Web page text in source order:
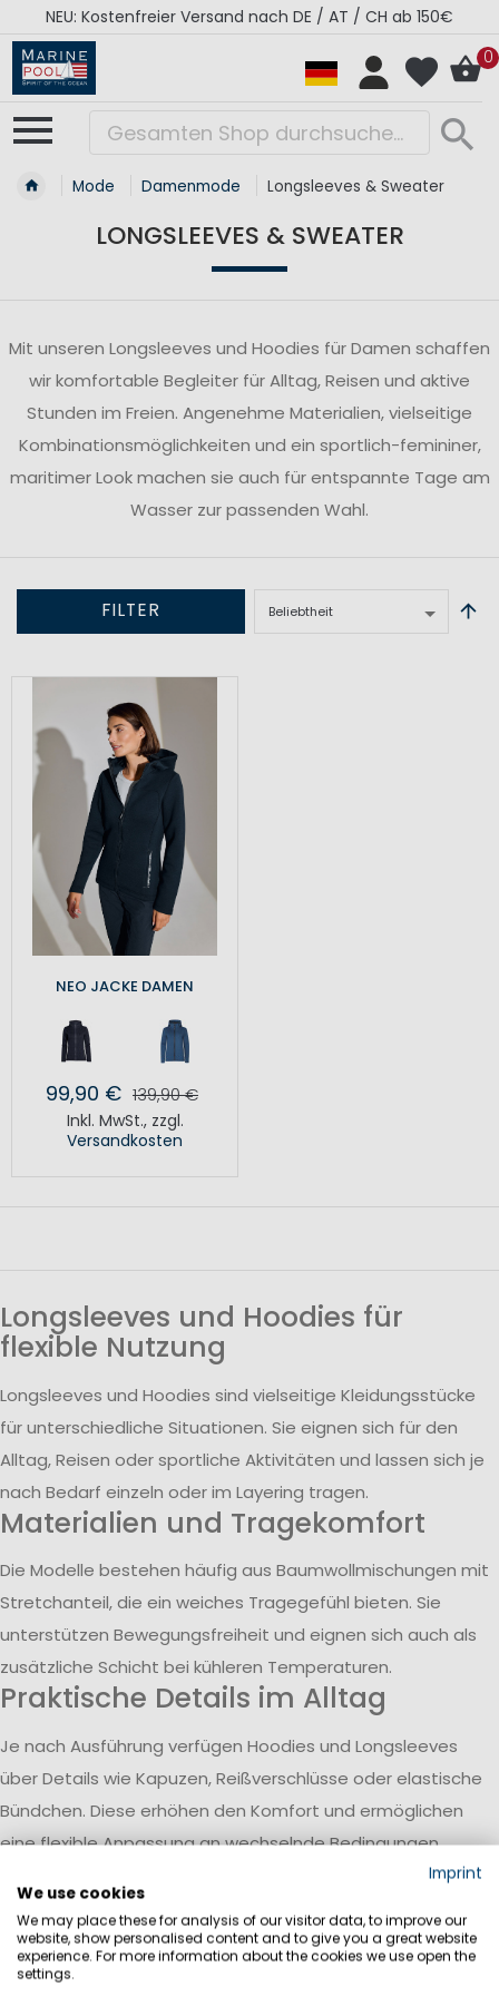
NEU: Kostenfreier Versand nach DE / AT / CH ab 150€
0
Mode Damenmode Longsleeves & Sweater
LONGSLEEVES & SWEATER
Mit unseren Longsleeves und Hoodies für Damen schaffen
wir komfortable Begleiter für Alltag, Reisen und aktive
Stunden im Freien. Angenehme Materialien, vielseitige
Kombinationsmöglichkeiten und ein sportlich-femininer,
maritimer Look machen sie auch für entspannte Tage am
Wasser zur passenden Wahl.
FILTER
NEO JACKE DAMEN
99,90 € 139,90 €
Inkl. MwSt., zzgl.
Versandkosten
Longsleeves und Hoodies für
flexible Nutzung
Longsleeves und Hoodies sind vielseitige Kleidungsstücke
für unterschiedliche Situationen. Sie eignen sich für den
Alltag, Reisen oder sportliche Aktivitäten und lassen sich je
nach Bedarf einzeln oder im Layering tragen.
Materialien und Tragekomfort
Die Modelle bestehen häufig aus Baumwollmischungen mit
Stretchanteil, die ein weiches Tragegefühl bieten. Sie
unterstützen Bewegungsfreiheit und eignen sich auch als
zusätzliche Schicht bei kühleren Temperaturen.
Praktische Details im Alltag
Je nach Ausführung verfügen Hoodies und Longsleeves
über Details wie Kapuzen, Reißverschlüsse oder elastische
Bündchen. Diese erhöhen den Komfort und ermöglichen
eine flexible Anpassung an wechselnde Bedingungen.
einsetzbar
Die Produkte lassen sich mit verschiedenen Outfits
kombinieren und passen sowohl zu sportlichen als auch zu
Imprint
We use cookies
We may place these for analysis of our visitor data, to improve our
website, show personalised content and to give you a great website
experience. For more information about the cookies we use open the
settings.